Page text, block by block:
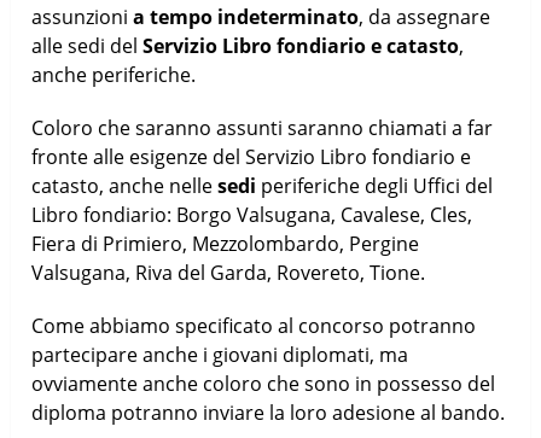
assunzionia tempo indeterminato, da assegnare
alle sedi delServizio Libro fondiario e catasto,
anche periferiche.
Coloro che saranno assunti saranno chiamati a far
fronte alle esigenze del Servizio Libro fondiario e
catasto, anche nellesedi periferiche degli Uffici del
Libro fondiario: Borgo Valsugana, Cavalese, Cles,
Fiera di Primiero, Mezzolombardo, Pergine
Valsugana, Riva del Garda, Rovereto, Tione.
Come abbiamo specificato al concorso potranno
partecipare anche i giovani diplomati, ma
ovviamente anche coloro che sono in possesso del
diploma potranno inviare la loro adesione al bando.